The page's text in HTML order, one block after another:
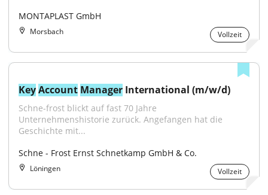
MONTAPLAST GmbH
Morsbach Vollzeit
KeyAccount Manager International (m/w/d)
Schne-frost blickt auf fast 70 Jahre
Unternehmenshistorie zurück. Angefangen hat die
Geschichte mit...
Schne - Frost Ernst Schnetkamp GmbH & Co.
Löningen Vollzeit